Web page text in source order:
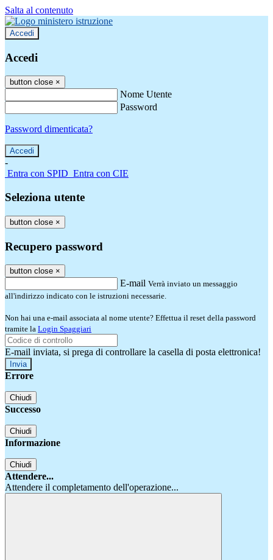
Salta al contenuto
Accedi
Accedi
button close ×
Nome Utente
Password
Password dimenticata?
-
Entra con SPID Entra con CIE
Seleziona utente
button close ×
Recupero password
button close ×
E-mail Verrà inviato un messaggio
all'indirizzo indicato con le istruzioni necessarie.
Non hai una e-mail associata al nome utente? Effettua il reset della password
tramite la Login Spaggiari
E-mail inviata, si prega di controllare la casella di posta elettronica!
Errore
Chiudi
Successo
Chiudi
Informazione
Chiudi
Attendere...
Attendere il completamento dell'operazione...